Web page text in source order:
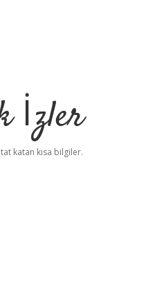
İzler
katan kısa bilgiler.